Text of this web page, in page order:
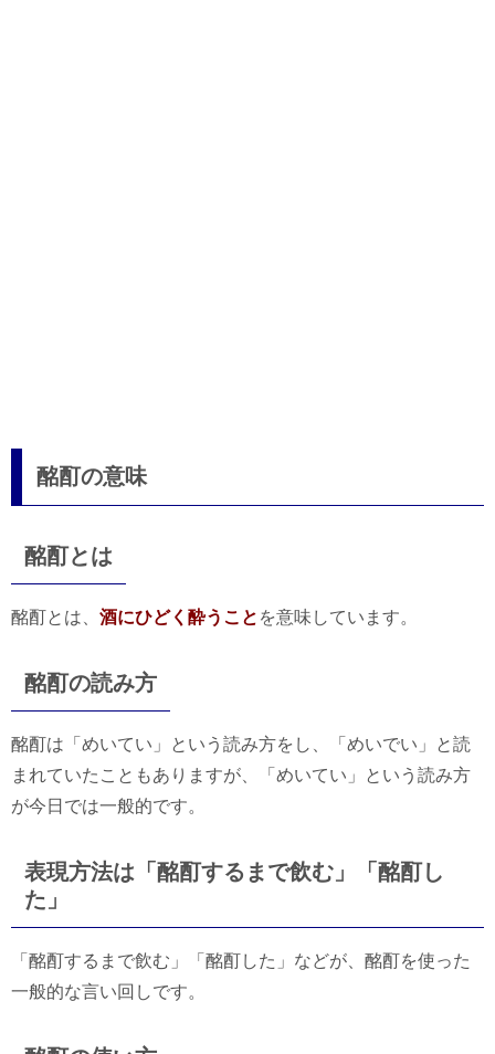
酩酊の意味
酩酊とは
酩酊とは、 酒にひどく酔うこと を意味しています。
酩酊の読み方
酩酊は「めいてい」という読み方をし、「めいでい」と読
まれていたこともありますが、「めいてい」という読み方
が今日では一般的です。
表現方法は「酩酊するまで飲む」「酩酊し
た」
「酩酊するまで飲む」「酩酊した」などが、酩酊を使った
一般的な言い回しです。